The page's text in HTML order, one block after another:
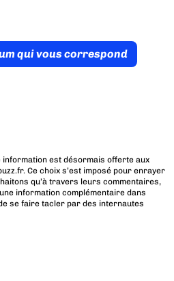
qui vous correspond
information est désormais offerte aux
Ce choix s’est imposé pour enrayer
qu’à travers leurs commentaires,
information complémentaire dans
se faire tacler par des internautes